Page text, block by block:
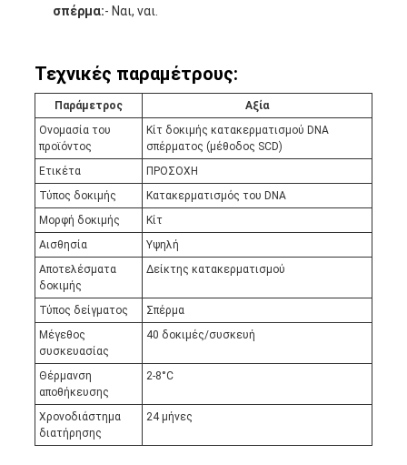
σπέρμα:- Ναι, ναι.
Τεχνικές παραμέτρους:
Παράμετρος
Αξία
Ονομασία του
προϊόντος
Κίτ δοκιμής κατακερματισμού DNA
σπέρματος (μέθοδος SCD)
Ετικέτα
ΠΡΟΣΟΧΗ
Τύπος δοκιμής
Κατακερματισμός του DNA
Μορφή δοκιμής
Κίτ
Αισθησία
Υψηλή
Αποτελέσματα
δοκιμής
Δείκτης κατακερματισμού
Τύπος δείγματος
Σπέρμα
Μέγεθος
συσκευασίας
40 δοκιμές/συσκευή
Θέρμανση
αποθήκευσης
2-8°C
Χρονοδιάστημα
διατήρησης
24 μήνες